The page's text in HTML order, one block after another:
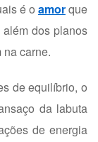
é o amorque
dos planos
carne.
de equilíbrio, o
da labuta
de energia